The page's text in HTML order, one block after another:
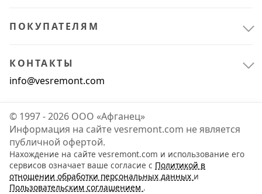
ПОКУПАТЕЛЯМ
КОНТАКТЫ
info@vesremont.com
© 1997 - 2026 ООО «Афганец»
Информация на сайте vesremont.com не является
публичной офертой.
Нахождение на сайте vesremont.com и использование его
сервисов означает ваше согласие с Политикой в
отношении обработки персональных данных и
Пользовательским соглашением .